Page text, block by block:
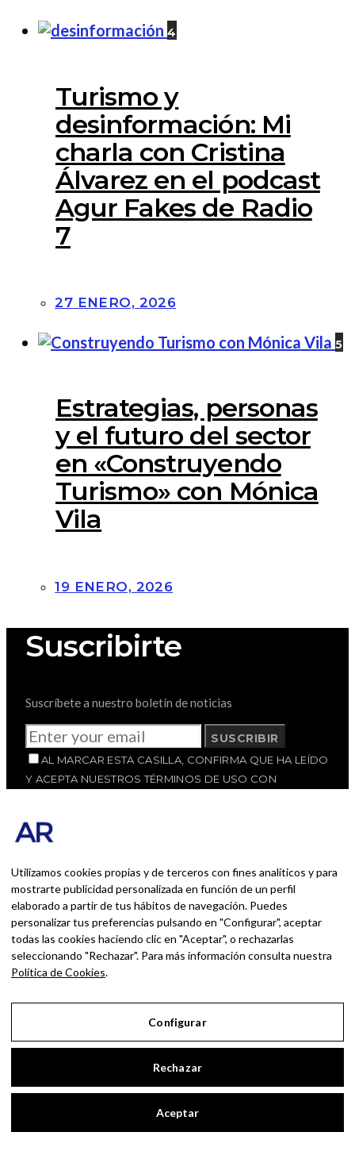
4
Turismo y
desinformación: Mi
charla con Cristina
Álvarez en el podcast
Agur Fakes de Radio
7
27 ENERO, 2026
5
Estrategias, personas
y el futuro del sector
en «Construyendo
Turismo» con Mónica
Vila
19 ENERO, 2026
Suscribirte
Suscríbete a nuestro boletín de noticias
SUSCRIBIR
AL MARCAR ESTA CASILLA, CONFIRMA QUE HA LEÍDO
Y ACEPTA NUESTROS TÉRMINOS DE USO CON
AndrésRomero.org
#INICIO
#MARKETING
#RSC
#FORMACIÓN
#OUTDOOR
#CONTACTO
Blog personal y profesional de Andrés
Romero. Experiencias personales y
profesionales de una persona que disfruta
con lo que hace cada día
Utilizamos cookies propias y de terceros con fines analíticos y para
mostrarte publicidad personalizada en función de un perfil
elaborado a partir de tus hábitos de navegación. Puedes
personalizar tus preferencias pulsando en "Configurar", aceptar
todas las cookies haciendo clic en "Aceptar", o rechazarlas
seleccionando "Rechazar". Para más información consulta nuestra
Política de Cookies.
Configurar
Rechazar
Aceptar